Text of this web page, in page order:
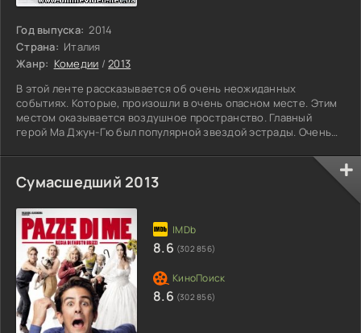
Год выпуска: 2014
Страна: Италия
Жанр: Комедии /2013
В этой ленте рассказывается об очень неожиданных
событиях. Которые, произошли в очень опасном месте. Этим
местом оказывается воздушное пространство. Главный
герой Ма Джун-Гю был популярной звездой эстрады. Очень
отправляется в Токио на обычные гастроли. По началу, все
шло по плану. Но неожиданно в небе образовывается тайфун.
Их самолет оказался в самом центре разбушевавшейся
впадают в
Сумасшедший 2013
8.6 (302 856)
8.6 (302 856)